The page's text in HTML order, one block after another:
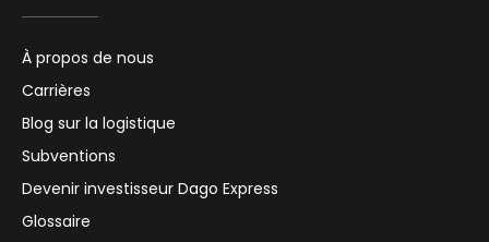
À propos de nous
Carrières
Blog sur la logistique
Subventions
Devenir investisseur Dago Express
Glossaire